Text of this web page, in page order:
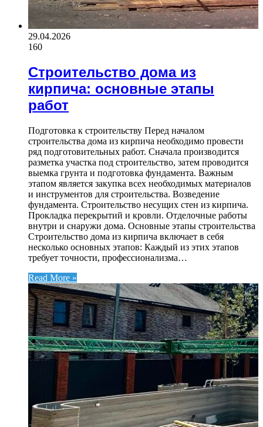
29.04.2026
160
Строительство дома из
кирпича: основные этапы
работ
Подготовка к строительству Перед началом
строительства дома из кирпича необходимо провести
ряд подготовительных работ. Сначала производится
разметка участка под строительство, затем проводится
выемка грунта и подготовка фундамента. Важным
этапом является закупка всех необходимых материалов
и инструментов для строительства. Возведение
фундамента. Строительство несущих стен из кирпича.
Прокладка перекрытий и кровли. Отделочные работы
внутри и снаружи дома. Основные этапы строительства
Строительство дома из кирпича включает в себя
несколько основных этапов: Каждый из этих этапов
требует точности, профессионализма…
Read More »